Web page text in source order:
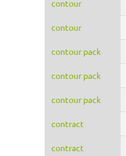
contour
contour
contour pack
contour pack
contour pack
contract
contract